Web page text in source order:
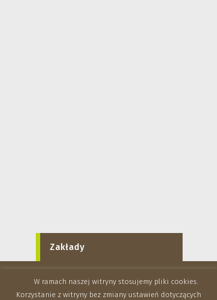
Zakłady
W ramach naszej witryny stosujemy pliki cookies.
Korzystanie z witryny bez zmiany ustawień dotyczących